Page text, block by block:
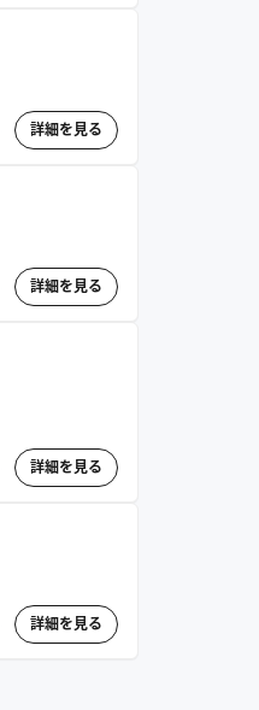
詳細を見る
詳細を見る
詳細を見る
詳細を見る